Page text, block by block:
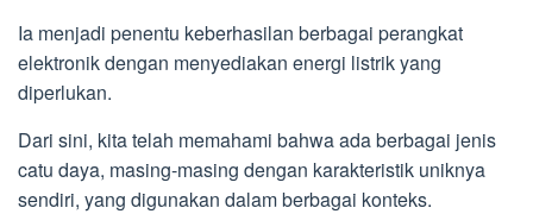
Ia menjadi penentu keberhasilan berbagai perangkat
elektronik dengan menyediakan energi listrik yang
diperlukan.
Dari sini, kita telah memahami bahwa ada berbagai jenis
catu daya, masing-masing dengan karakteristik uniknya
sendiri, yang digunakan dalam berbagai konteks.